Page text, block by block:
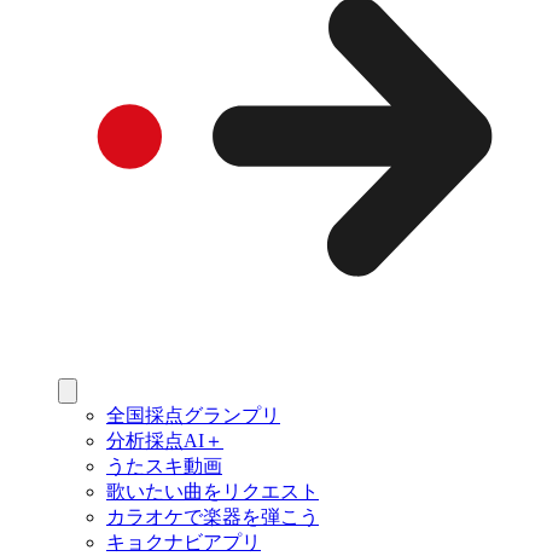
全国採点グランプリ
分析採点AI＋
うたスキ動画
歌いたい曲をリクエスト
カラオケで楽器を弾こう
キョクナビアプリ